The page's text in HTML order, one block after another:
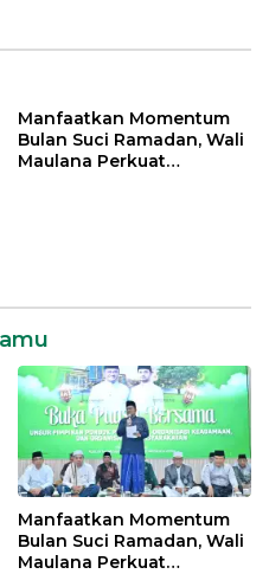
Manfaatkan Momentum
Bulan Suci Ramadan, Wali
Maulana Perkuat
Manfaatkan Momentum
Bulan Suci Ramadan, Wali
Maulana Perkuat